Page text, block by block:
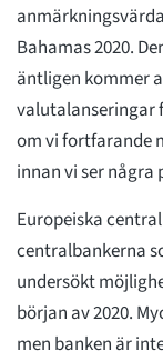
Bahamas 2020.
äntligen kommer
valutalanseringar
om vi fortfarande
innan vi ser några
Europeiska
centralbankerna
undersökt
början av 2020.
men banken är